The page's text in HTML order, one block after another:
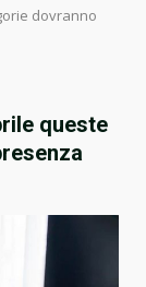
dovranno
queste